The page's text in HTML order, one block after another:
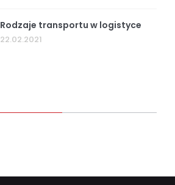
Rodzaje transportu w logistyce
22.02.2021